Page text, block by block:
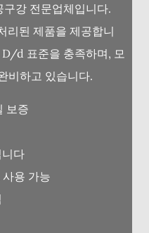
강 전문업체입니다.
리된 제품을 제공합니
D/d 표준을 충족하며, 모
비하고 있습니다.
보증
다
용 가능